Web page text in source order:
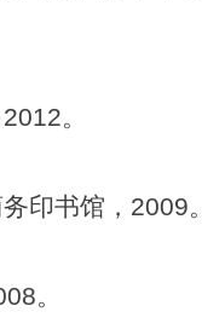
。
印书馆，2009。
。